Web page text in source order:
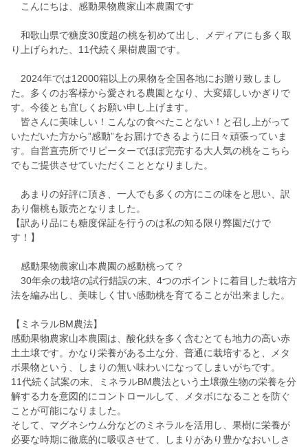
こんにちは、感動果物農家山本農園です
和歌山県で糖度30度超の桃を初めて出し、メディアにも多く取
り上げられた、11代続く果樹農園です。
2024年では12000箱以上の果物を全国各地にお贈り致しまし
た。多くのお客様から愛される農園となり、大変嬉しいかぎりで
す。今後とも宜しくお願い申し上げます。
皆さんに美味しい！こんなの食べたことない！と召し上がって
いただいた方から”感動”をお届けできるように日々頑張っていま
す。自営直売所でリピーターでほぼ完売する大人気の桃をこちら
でもご提供させていただくこととなりました。
あまりの好評に頂き、一人でも多くの方にこの味をと思い、訳
あり傷桃も販売となりました。
【訳あり品にも糖度保証を行うのは私の知る限り弊園だけで
す！】
感動果物農家山本農園の感動桃って？
30年余の栽培の試行錯誤の末、4つのポイントに着目した栽培方
法を編み出し、美味しく甘い感動桃を育てることが出来ました。
【ミネラルBM農法】
感動果物農家山本農園は、酸化鉄を多く含むとても地力の高い赤
土土壌です。かなり栄養がある土な分、普通に栽培すると、メタ
ボ果物という、しまりの無い味わいになってしまいがちです。
11代続く試案の末、ミネラルBM農法という土壌微生物の栄養を分
解する力を意図的にコントロールして、メタボになることを防ぐ
ことが可能になりました。
そして、マグネシウム分などのミネラルを活用し、果樹に栄養が
必要な時期に徹底的に吸収させて、しまりがあり豊かなおいしさ